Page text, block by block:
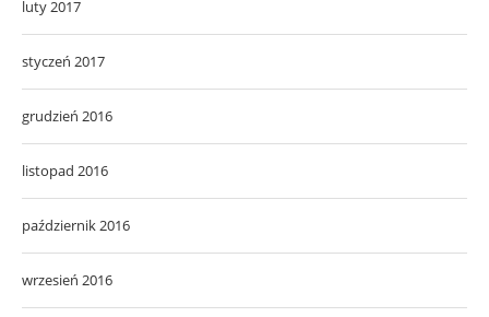
luty 2017
styczeń 2017
grudzień 2016
listopad 2016
październik 2016
wrzesień 2016